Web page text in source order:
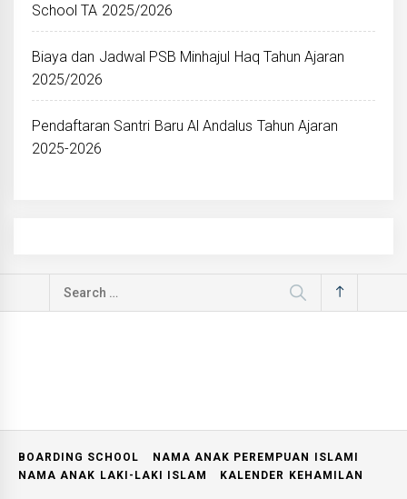
School TA 2025/2026
Biaya dan Jadwal PSB Minhajul Haq Tahun Ajaran
2025/2026
Pendaftaran Santri Baru Al Andalus Tahun Ajaran
2025-2026
Search
for:
BOARDING SCHOOL
NAMA ANAK PEREMPUAN ISLAMI
NAMA ANAK LAKI-LAKI ISLAM
KALENDER KEHAMILAN